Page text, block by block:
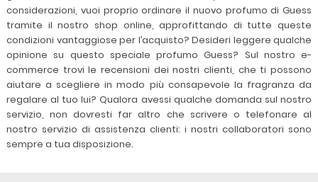
considerazioni, vuoi proprio ordinare il nuovo profumo di Guess
tramite il nostro shop online, approfittando di tutte queste
condizioni vantaggiose per l’acquisto? Desideri leggere qualche
opinione su questo speciale profumo Guess? Sul nostro e-
commerce trovi le recensioni dei nostri clienti, che ti possono
aiutare a scegliere in modo più consapevole la fragranza da
regalare al tuo lui? Qualora avessi qualche domanda sul nostro
servizio, non dovresti far altro che scrivere o telefonare al
nostro servizio di assistenza clienti: i nostri collaboratori sono
sempre a tua disposizione.